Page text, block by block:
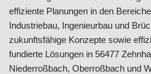
effiziente Planungen in den
Industriebau, Ingenieurbau und
zukunftsfähige Konzepte sowie
fundierte Lösungen in 56477
Niederroßbach, Oberroßbach und